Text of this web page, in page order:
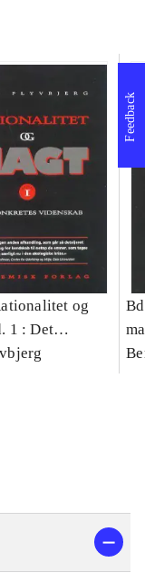
og
1 : Det
videnskab
Feedback